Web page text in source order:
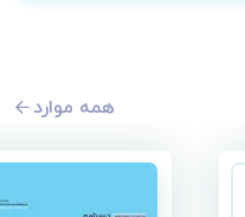
همه موارد